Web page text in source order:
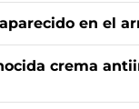
en el
crema